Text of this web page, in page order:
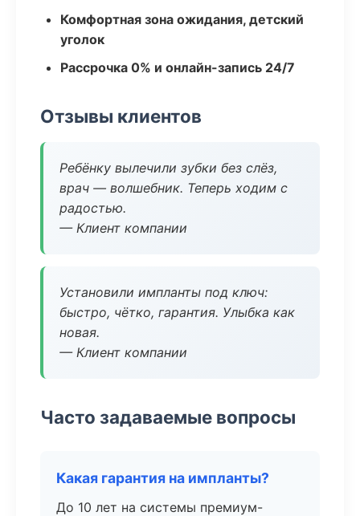
Комфортная зона ожидания, детский
уголок
Рассрочка 0% и онлайн-запись 24/7
Отзывы клиентов
Ребёнку вылечили зубки без слёз,
врач — волшебник. Теперь ходим с
радостью.
— Клиент компании
Установили импланты под ключ:
быстро, чётко, гарантия. Улыбка как
новая.
— Клиент компании
Часто задаваемые вопросы
Какая гарантия на импланты?
До 10 лет на системы премиум-